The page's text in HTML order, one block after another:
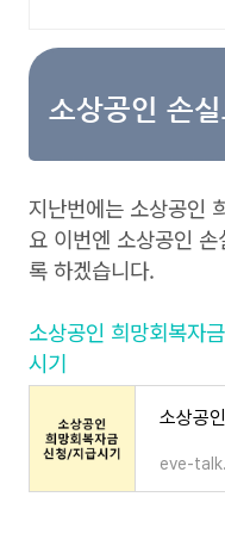
소상공인 손
지난번에는 소상공인
요 이번엔 소상공인
록 하겠습니다.
소상공인 희망회복자
시기
eve-